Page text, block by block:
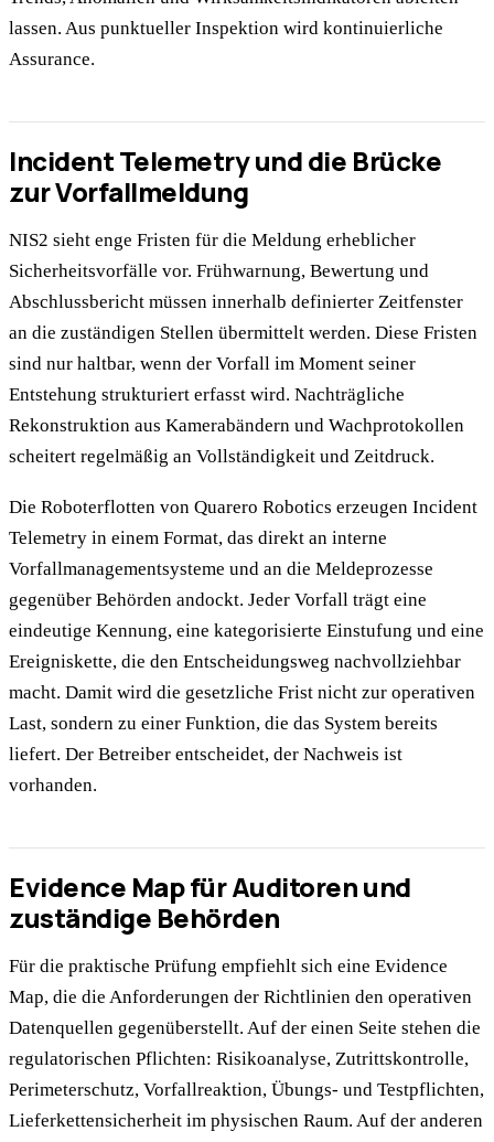
lassen. Aus punktueller Inspektion wird kontinuierliche
Assurance.
Incident Telemetry und die Brücke
zur Vorfallmeldung
NIS2 sieht enge Fristen für die Meldung erheblicher
Sicherheitsvorfälle vor. Frühwarnung, Bewertung und
Abschlussbericht müssen innerhalb definierter Zeitfenster
an die zuständigen Stellen übermittelt werden. Diese Fristen
sind nur haltbar, wenn der Vorfall im Moment seiner
Entstehung strukturiert erfasst wird. Nachträgliche
Rekonstruktion aus Kamerabändern und Wachprotokollen
scheitert regelmäßig an Vollständigkeit und Zeitdruck.
Die Roboterflotten von Quarero Robotics erzeugen Incident
Telemetry in einem Format, das direkt an interne
Vorfallmanagementsysteme und an die Meldeprozesse
gegenüber Behörden andockt. Jeder Vorfall trägt eine
eindeutige Kennung, eine kategorisierte Einstufung und eine
Ereigniskette, die den Entscheidungsweg nachvollziehbar
macht. Damit wird die gesetzliche Frist nicht zur operativen
Last, sondern zu einer Funktion, die das System bereits
liefert. Der Betreiber entscheidet, der Nachweis ist
vorhanden.
Evidence Map für Auditoren und
zuständige Behörden
Für die praktische Prüfung empfiehlt sich eine Evidence
Map, die die Anforderungen der Richtlinien den operativen
Datenquellen gegenüberstellt. Auf der einen Seite stehen die
regulatorischen Pflichten: Risikoanalyse, Zutrittskontrolle,
Perimeterschutz, Vorfallreaktion, Übungs- und Testpflichten,
Lieferkettensicherheit im physischen Raum. Auf der anderen